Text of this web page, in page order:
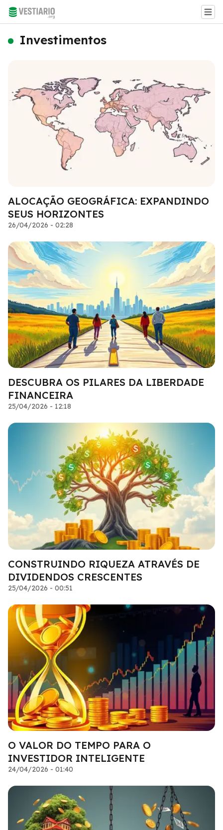
Investimentos
ALOCAÇÃO GEOGRÁFICA: EXPANDINDO
SEUS HORIZONTES
26/04/2026 - 02:28
DESCUBRA OS PILARES DA LIBERDADE
FINANCEIRA
25/04/2026 - 12:18
CONSTRUINDO RIQUEZA ATRAVÉS DE
DIVIDENDOS CRESCENTES
25/04/2026 - 00:51
O VALOR DO TEMPO PARA O
INVESTIDOR INTELIGENTE
24/04/2026 - 01:40